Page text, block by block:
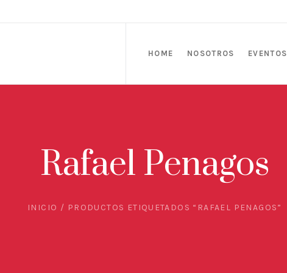
HOME NOSOTROS EVENTOS
Rafael Penagos
INICIO / PRODUCTOS ETIQUETADOS “RAFAEL PENAGOS”